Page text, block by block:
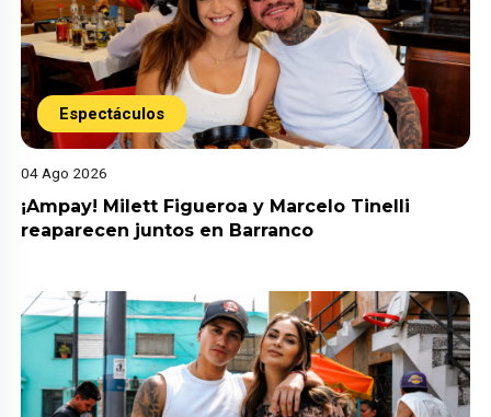
Espectáculos
04 Ago 2026
¡Ampay! Milett Figueroa y Marcelo Tinelli
reaparecen juntos en Barranco